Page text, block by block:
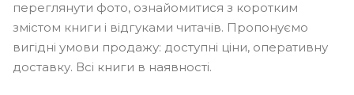
переглянути фото, ознайомитися з коротким
змістом книги і відгуками читачів. Пропонуємо
вигідні умови продажу: доступні ціни, оперативну
доставку. Всі книги в наявності.